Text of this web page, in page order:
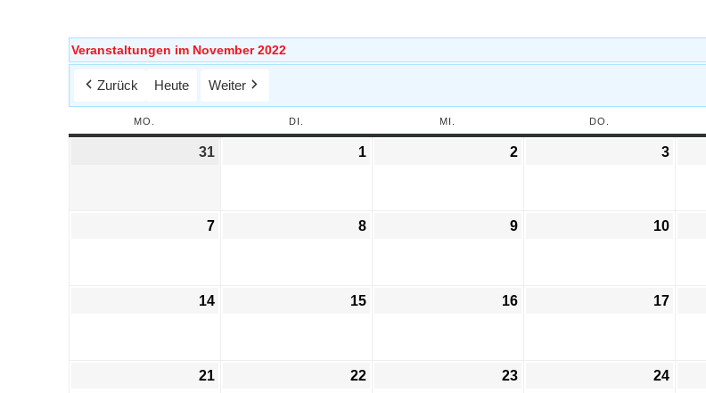
Veranstaltungen im November 2022
Zurück Heute Weiter
MO. DI. MI. DO.
31 1 2 3
7 8 9 10
14 15 16 17
21 22 23 24